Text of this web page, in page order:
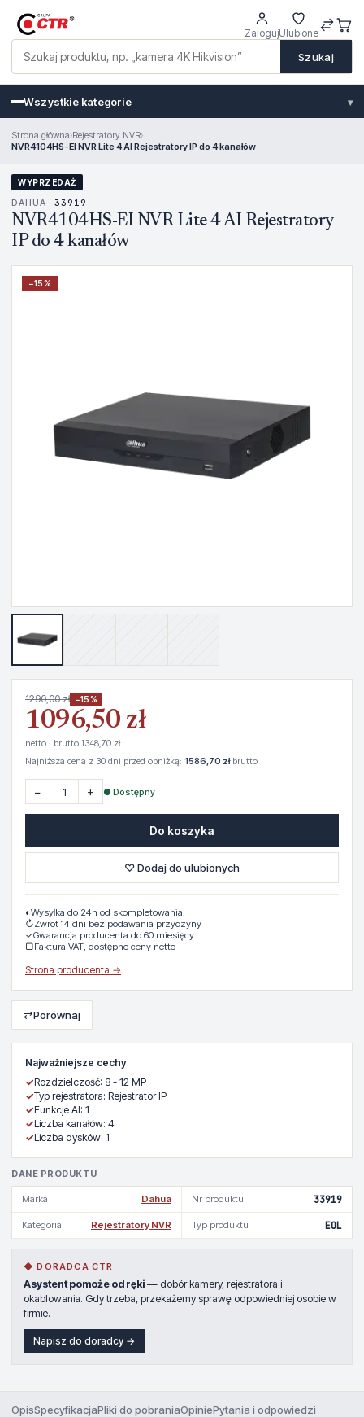
Szukaj
ZalogujUlubione
Wszystkie kategorie ▾
Strona główna›Rejestratory NVR›
NVR4104HS-EI NVR Lite 4 AI Rejestratory IP do 4 kanałów
WYPRZEDAŻ
DAHUA · 33919
NVR4104HS-EI NVR Lite 4 AI Rejestratory
IP do 4 kanałów
−15%
Najważniejsze cechy
✓Rozdzielczość: 8 - 12 MP
✓Typ rejestratora: Rejestrator IP
✓Funkcje AI: 1
✓Liczba kanałów: 4
✓Liczba dysków: 1
DANE PRODUKTU
Marka Dahua Nr produktu 33919
Kategoria Rejestratory NVR Typ produktu EOL
◆ DORADCA CTR
Asystent pomoże od ręki — dobór kamery, rejestratora i
okablowania. Gdy trzeba, przekażemy sprawę odpowiedniej osobie w
firmie.
Napisz do doradcy →
1290,00 zł −15%
1096,50 zł
netto · brutto 1348,70 zł
Najniższa cena z 30 dni przed obniżką: 1586,70 złbrutto
− + ● Dostępny
Do koszyka
♡ Dodaj do ulubionych
◐ Wysyłka do 24h od skompletowania.
↻Zwrot 14 dni bez podawania przyczyny
✓Gwarancja producenta do 60 miesięcy
▢Faktura VAT, dostępne ceny netto
Strona producenta →
⇄Porównaj
OpisSpecyfikacjaPliki do pobraniaOpiniePytania i odpowiedzi